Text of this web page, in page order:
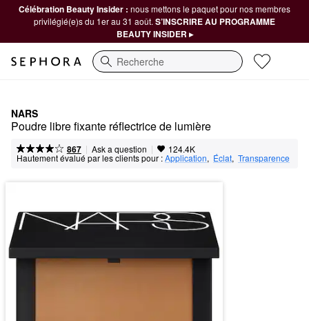
Célébration Beauty Insider : nous mettons le paquet pour nos membres
privilégié(e)s du 1er au 31 août. S’INSCRIRE AU PROGRAMME
BEAUTY INSIDER ▸
Recherche
NARS
Poudre libre fixante réflectrice de lumière
867 | Ask a question | 124.4K
Hautement évalué par les clients pour :Application, Éclat, Transparence